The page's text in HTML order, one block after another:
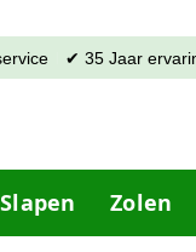
✔ 35 Jaar
Slapen Zolen